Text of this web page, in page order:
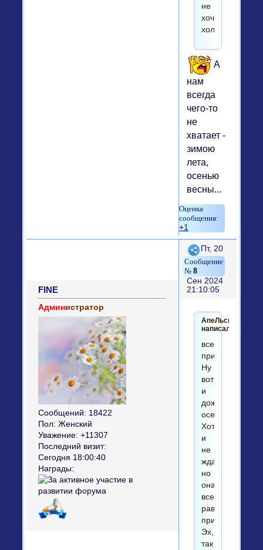
не
хочется
холодов.
А
нам
всегда
чего-то
не
хватает -
зимою
лета,
осенью
весны...
+1
Поделиться
8
Пт, 20
Сен 2024
21:10:05
FINE
Администратор
Сообщений: 18422
Пол: Женский
Уважение: +11307
Последний визит:
Сегодня 18:00:40
Награды:
АпеЛьсинка
написал(а):
всем
привет!
Ну
вот
и
дождались
осени..
Хотя
и
не
ждали)
но
она
все
равно
приперлась.
Эх,
так